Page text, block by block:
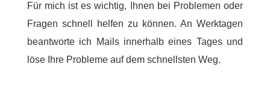
Für mich ist es wichtig, Ihnen bei Problemen oder
Fragen schnell helfen zu können. An Werktagen
beantworte ich Mails innerhalb eines Tages und
löse Ihre Probleme auf dem schnellsten Weg.